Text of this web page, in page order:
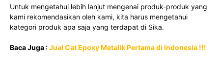
Untuk mengetahui lebih lanjut mengenai produk-produk yang
kami rekomendasikan oleh kami, kita harus mengetahui
kategori produk apa saja yang terdapat di Sika.
Baca Juga :Jual Cat Epoxy Metalik Pertama di Indonesia !!!